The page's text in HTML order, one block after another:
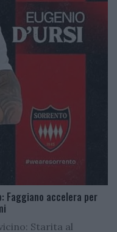
Faggiano accelera per
Starita al